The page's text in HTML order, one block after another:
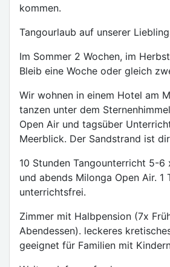
kommen.
Tangourlaub auf unserer
Im Sommer 2 Wochen, im
Bleib eine Woche oder gleich
Wir wohnen in einem Hotel am
tanzen unter dem
Open Air und tagsüber
Meerblick. Der Sandstrand ist
10 Stunden Tangounterricht 5-6
und abends Milonga Open Air. 1
unterrichtsfrei.
Zimmer mit Halbpension (7x
Abendessen). leckeres
geeignet für Familien mit